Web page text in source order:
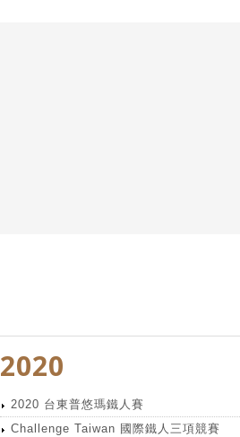
2020
2020 台東普悠瑪鐵人賽
Challenge Taiwan 國際鐵人三項競賽